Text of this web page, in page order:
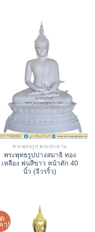
พระพุทธรูป พระประธาน
พระพุทธรูปปางสมาธิ ทอง
เหลือง พ่นสีขาว หน้าตัก 40
นิ้ว (จีวรริ้ว)
า!